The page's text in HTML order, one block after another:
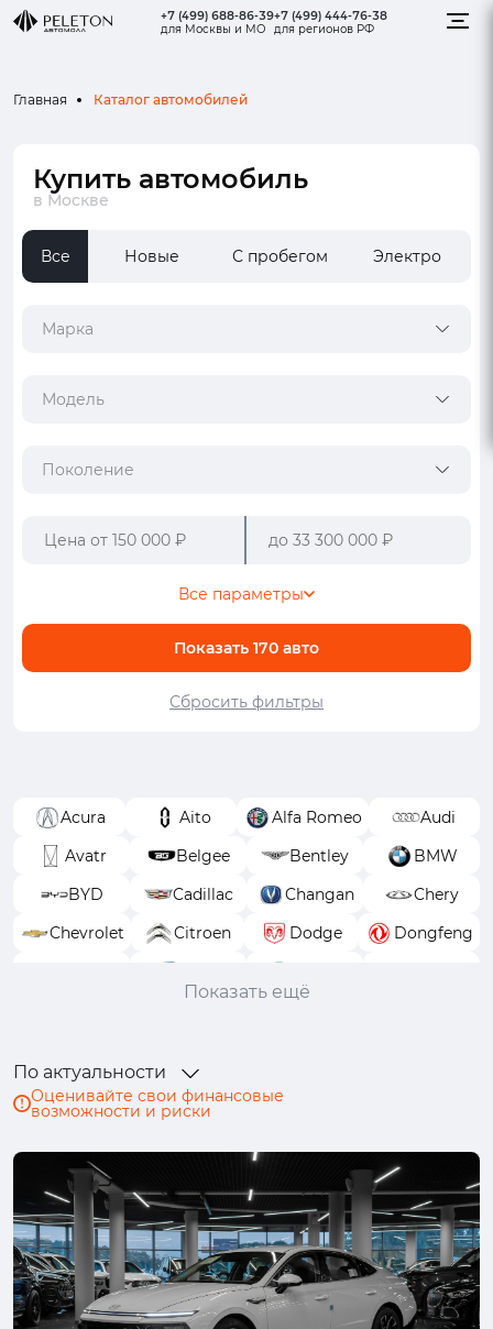
+7 (499) 688-86-39
для Москвы и МО
+7 (499) 444-76-38
для регионов РФ
Главная Каталог автомобилей
Купить автомобиль
в Москве
Все Новые С пробегом Электро
Марка
Модель
Поколение
Показать 170 авто
Все параметры
Сбросить фильтры
Acura Aito Alfa Romeo
Audi
Avatr
Belgee Bentley
BMW
BYD
Cadillac Changan
Chery
Chevrolet
Citroen Dodge
Dongfeng
Hyundai
Infiniti
Kaiyi
Land Rover
Lexus
LiXiang Lynk & Co
Mazda
Mercedes-Benz
MINI Mitsubishi
Nissan
Omoda
Opel Peugeot
Porsche
Ram
Renault
Solaris
Показать ещё
По актуальности
Оценивайте свои финансовые
возможности и риски